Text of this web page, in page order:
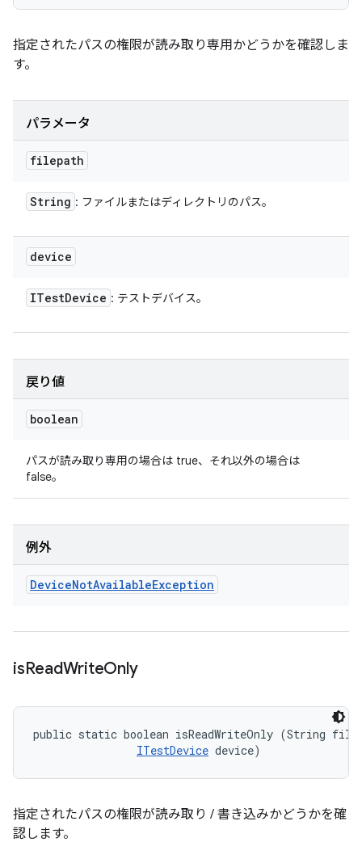
指定されたパスの権限が読み取り専用かどうかを確認しま
す。
パラメータ
filepath
String : ファイルまたはディレクトリのパス。
device
ITestDevice : テストデバイス。
戻り値
boolean
パスが読み取り専用の場合は true、それ以外の場合は
false。
例外
DeviceNotAvailableException
isReadWriteOnly
public static boolean isReadWriteOnly (String
ITestDevice device)
指定されたパスの権限が読み取り / 書き込みかどうかを確
認します。